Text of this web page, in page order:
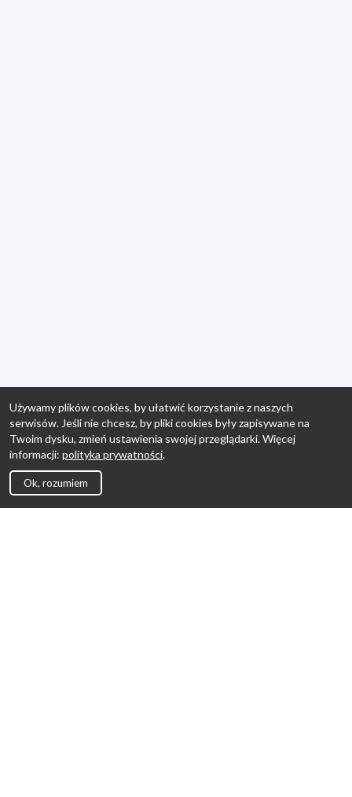
Używamy plików cookies, by ułatwić korzystanie z naszych
serwisów. Jeśli nie chcesz, by pliki cookies były zapisywane na
Twoim dysku, zmień ustawienia swojej przeglądarki. Więcej
informacji: polityka prywatności.
Ok, rozumiem